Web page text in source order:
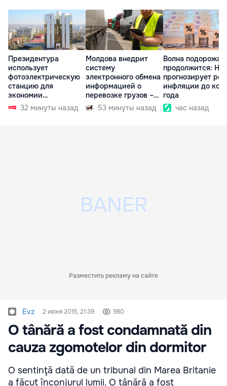
Президентура
использует
фотоэлектрическую
станцию для
экономии
электроэнергии
32 минуты назад
Молдова внедрит
систему
электронного обмена
информацией о
перевозке грузов –
eFTI53 минуты назад
Волна
продолжится:
прогнозирует
инфляции до
года
час назад
Разместить рекламу на сайте
Evz 2 июня 2015, 21:39 980
O tânără a fost condamnată din
cauza zgomotelor din dormitor
O sentinţă dată de un tribunal din Marea Britanie
a făcut înconjurul lumii. O tânără a fost